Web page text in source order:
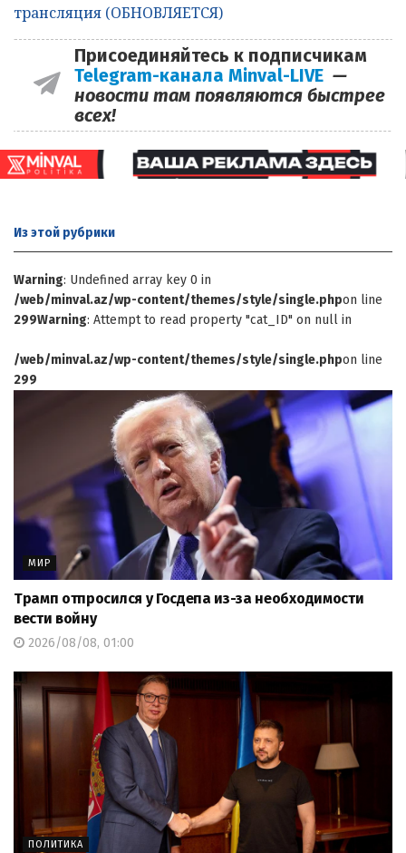
трансляция (ОБНОВЛЯЕТСЯ)
Присоединяйтесь к подписчикам
Telegram-канала Minval-LIVE —
новости там появляются быстрее
всех!
Из этой рубрики
Warning: Undefined array key 0 in
/web/minval.az/wp-content/themes/style/single.phpon line
299Warning: Attempt to read property "cat_ID" on null in
/web/minval.az/wp-content/themes/style/single.phpon line
299
МИР
Трамп отпросился у Госдепа из-за необходимости
вести войну
2026/08/08, 01:00
ПОЛИТИКА